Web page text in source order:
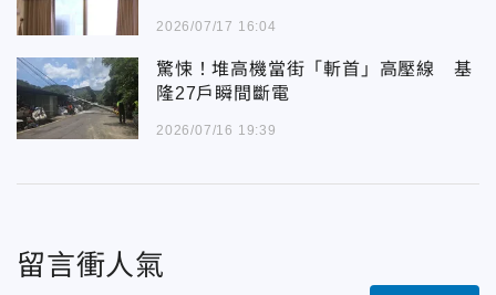
2026/07/17 16:04
驚悚！堆高機當街「斬首」高壓線 基
隆27戶瞬間斷電
2026/07/16 19:39
留言衝人氣